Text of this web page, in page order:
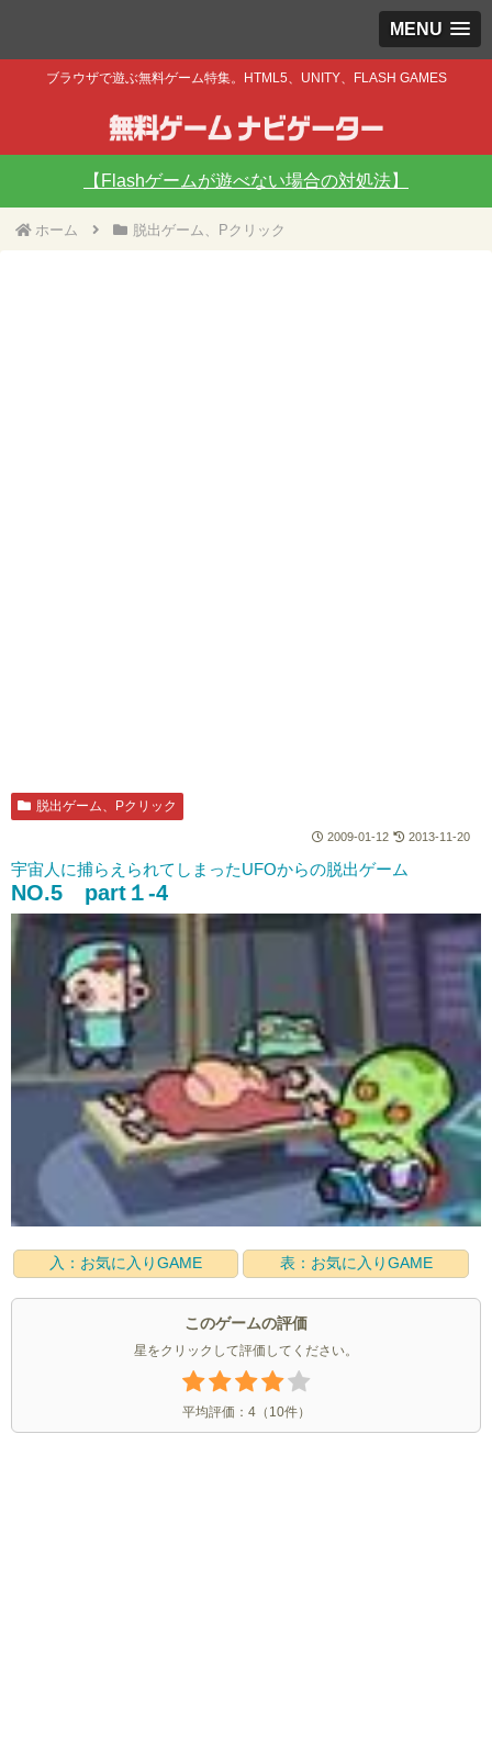
MENU
ブラウザで遊ぶ無料ゲーム特集。HTML5、UNITY、FLASH GAMES
【Flashゲームが遊べない場合の対処法】
ホーム 脱出ゲーム、Pクリック
脱出ゲーム、Pクリック
2009-01-12 2013-11-20
宇宙人に捕らえられてしまったUFOからの脱出ゲーム
NO.5 part１-4
入：お気に入りGAME 表：お気に入りGAME
このゲームの評価
星をクリックして評価してください。
平均評価： 4（ 10件）